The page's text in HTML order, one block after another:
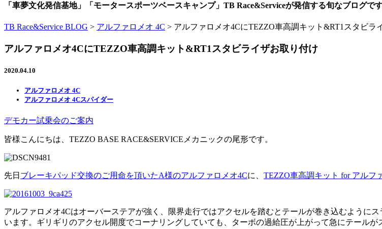
「車夢文化発信基地」「モータースポーツベースキャンプ」TB Race&Serviceが発信する旬なブログです
TB Race&Service BLOG > アルファロメオ 4C > アルファロメオ4CにTEZZO車高調キット&RT1スタビラ
アルファロメオ4CにTEZZO車高調キット&RT1スタビライザお取り付け
2020.04.10
アルファロメオ 4C
アルファロメオ 4Cスパイダー
デモカー試乗会のご案内
皆様こんにちは、TEZZO BASE RACE&SERVICEメカニックの尾形です。
先日 ブレーキパッド交換のご用命を頂いたA様のアルファロメオ4Cに、 TEZZO車高調キット for アルフ
アルファロメオ4Cはオーバーステアが強く、限界走行ではアクセルを踏むとテールが巻き込むように
います。ギリギリのアクセル開度でコーナリングしていても、ターボの過給圧が上がって急にテール